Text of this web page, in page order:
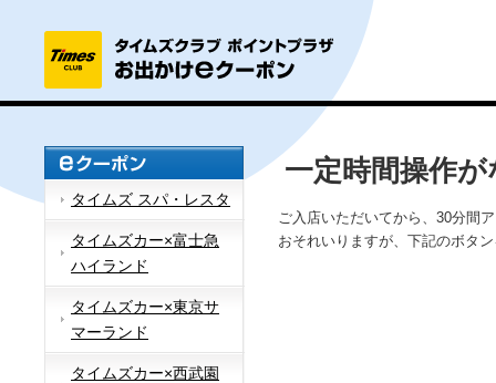
タイムズ スパ・レスタ
タイムズカー×富士急
ハイランド
タイムズカー×東京サ
マーランド
タイムズカー×西武園
一定時間操作
ご入店いただいてから、30分間
おそれいりますが、下記のボタ